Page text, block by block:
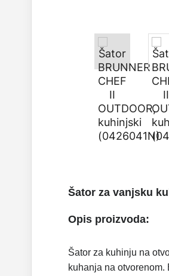
Šator za vanjsku
Opis proizvoda:
Šator za kuhinju na
kuhanja na